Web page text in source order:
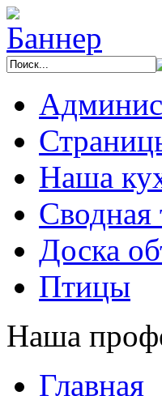
Наша
Сводная
Доска
Птицы
Наша
Главная